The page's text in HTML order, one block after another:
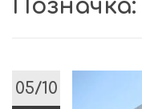
Позначка:
05/10